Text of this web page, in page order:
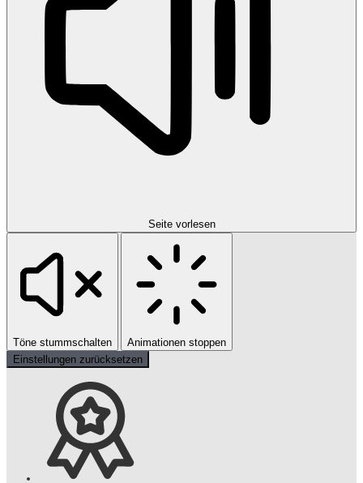
Seite vorlesen
Töne stummschalten
Animationen stoppen
Einstellungen zurücksetzen